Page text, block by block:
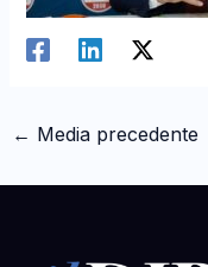
← Media precedente